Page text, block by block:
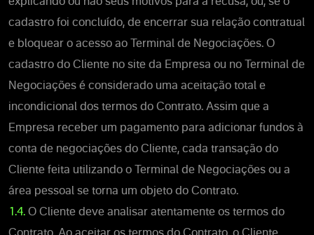
cadastro foi concluído, de encerrar sua relação contratual
e bloquear o acesso ao Terminal de Negociações. O
cadastro do Cliente no site da Empresa ou no Terminal de
Negociações é considerado uma aceitação total e
incondicional dos termos do Contrato. Assim que a
Empresa receber um pagamento para adicionar fundos à
conta de negociações do Cliente, cada transação do
Cliente feita utilizando o Terminal de Negociações ou a
área pessoal se torna um objeto do Contrato.
1.4. O Cliente deve analisar atentamente os termos do